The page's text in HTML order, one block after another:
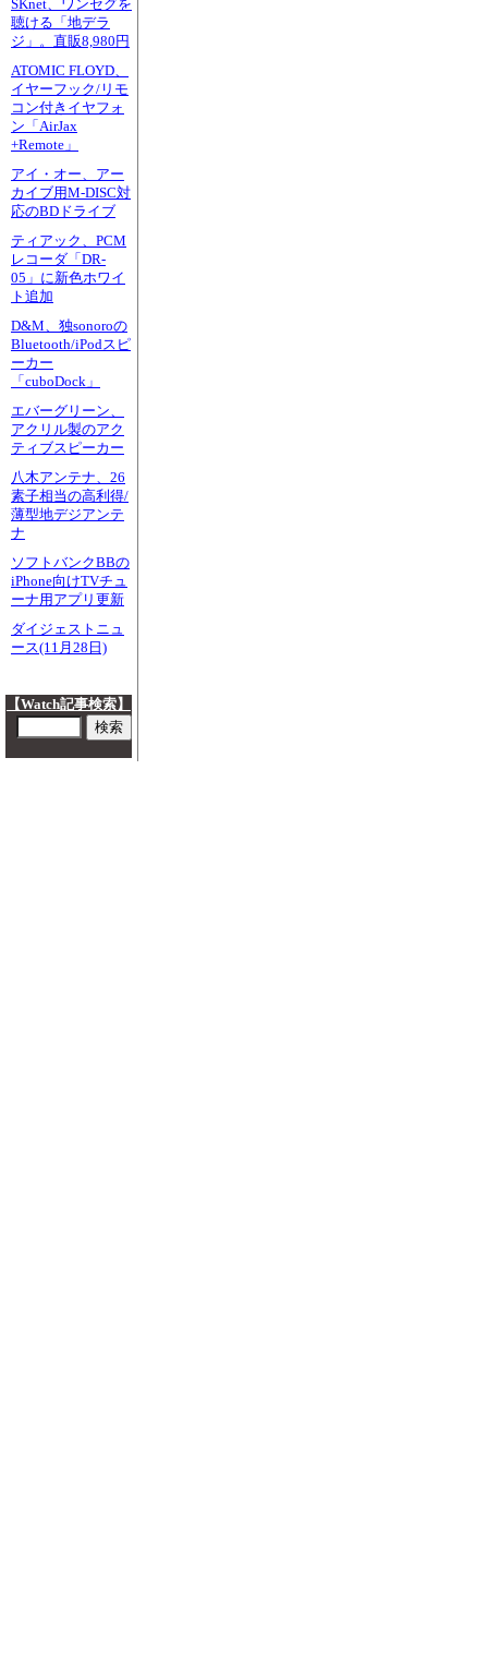
SKnet、ワンセグを
聴ける「地デラ
ジ」。直販8,980円
ATOMIC FLOYD、
イヤーフック/リモ
コン付きイヤフォ
ン「AirJax
+Remote」
アイ・オー、アー
カイブ用M-DISC対
応のBDドライブ
ティアック、PCM
レコーダ「DR-
05」に新色ホワイ
ト追加
D&M、独sonoroの
Bluetooth/iPodスピ
ーカー
「cuboDock」
エバーグリーン、
アクリル製のアク
ティブスピーカー
八木アンテナ、26
素子相当の高利得/
薄型地デジアンテ
ナ
ソフトバンクBBの
iPhone向けTVチュ
ーナ用アプリ更新
ダイジェストニュ
ース(11月28日)
【Watch記事検索】